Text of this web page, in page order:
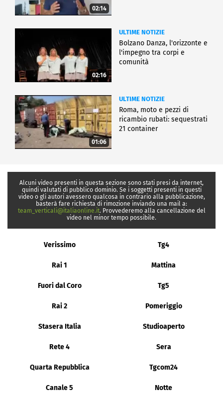
02:14
02:16
ULTIME NOTIZIE
Bolzano Danza, l'orizzonte e
l'impegno tra corpi e
comunità
01:06
ULTIME NOTIZIE
Roma, moto e pezzi di
ricambio rubati: sequestrati
21 container
Alcuni video presenti in questa sezione sono stati presi da internet,
quindi valutati di pubblico dominio. Se i soggetti presenti in questi
video o gli autori avessero qualcosa in contrario alla pubblicazione,
basterà fare richiesta di rimozione inviando una mail a:
team_verticali@italiaonline.it. Provvederemo alla cancellazione del
video nel minor tempo possibile.
Verissimo Tg4
Rai 1 Mattina
Fuori dal Coro Tg5
Rai 2 Pomeriggio
Stasera Italia Studioaperto
Rete 4 Sera
Quarta Repubblica Tgcom24
Canale 5 Notte